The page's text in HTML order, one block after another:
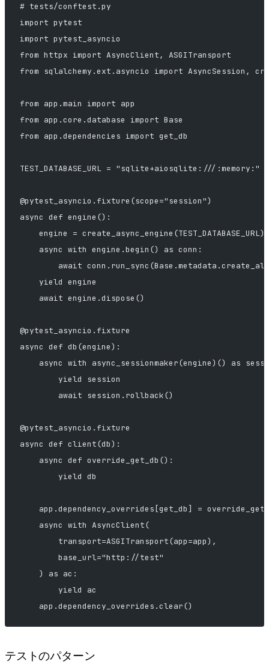
# tests/conftest.py
import pytest
import pytest_asyncio
from httpx import AsyncClient, ASGITransport
from sqlalchemy.ext.asyncio import AsyncSession,
from app.main import app
from app.core.database import Base
from app.dependencies import get_db
TEST_DATABASE_URL = "sqlite+aiosqlite:///:memory:"
@pytest_asyncio.fixture(scope="session")
async def engine():
    engine = create_async_engine(TEST_DATABASE_URL)
    async with engine.begin() as conn:
await
    yield engine
    await engine.dispose()
@pytest_asyncio.fixture
async def db(engine):
async with async_sessionmaker(engine)() as
        yield session
        await session.rollback()
@pytest_asyncio.fixture
async def client(db):
    async def override_get_db():
        yield db
app.dependency_overrides[get_db] =
    async with AsyncClient(
        transport=ASGITransport(app=app),
        base_url="http://test"
    ) as ac:
        yield ac
    app.dependency_overrides.clear()
テストのパターン